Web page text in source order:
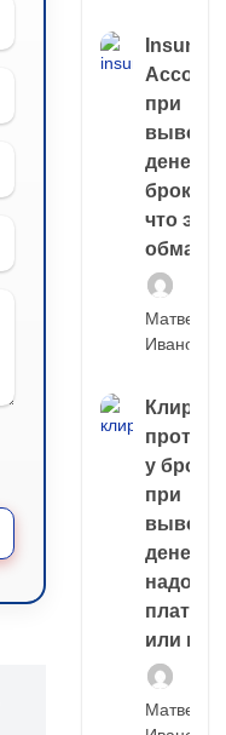
Account
при
выводе
денег у
что это,
обман?
Матвей
Иванов
Клиринг
у
при
выводе
денег,
надо
платить
или
Матвей